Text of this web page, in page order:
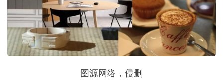
图源网络，侵删